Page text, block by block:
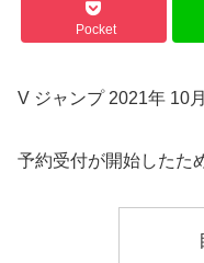
Pocket
V ジャンプ 2021年 10
予約受付が開始したた